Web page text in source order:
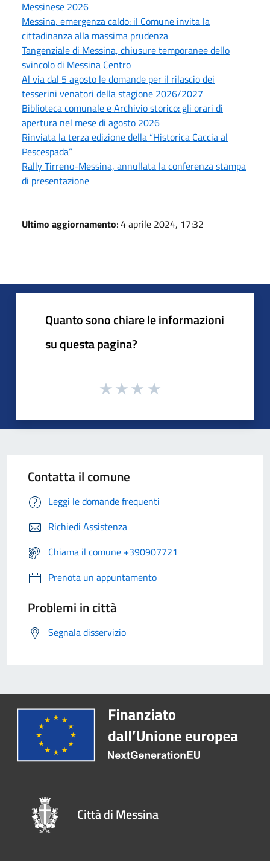
Messinese 2026
Messina, emergenza caldo: il Comune invita la
cittadinanza alla massima prudenza
Tangenziale di Messina, chiusure temporanee dello
svincolo di Messina Centro
Al via dal 5 agosto le domande per il rilascio dei
tesserini venatori della stagione 2026/2027
Biblioteca comunale e Archivio storico: gli orari di
apertura nel mese di agosto 2026
Rinviata la terza edizione della “Historica Caccia al
Pescespada”
Rally Tirreno-Messina, annullata la conferenza stampa
di presentazione
Ultimo aggiornamento: 4 aprile 2024, 17:32
Quanto sono chiare le informazioni
su questa pagina?
Contatta il comune
Leggi le domande frequenti
Richiedi Assistenza
Chiama il comune +390907721
Prenota un appuntamento
Problemi in città
Segnala disservizio
Città di Messina